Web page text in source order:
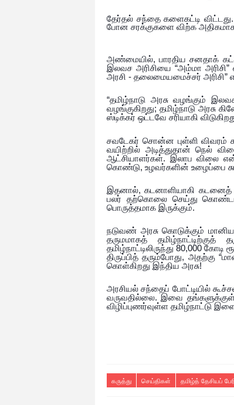
தேர்தல் சந்தை களைகட்டி விட்டது
போன சரக்குகளை விற்க
அண்மையில்,பாரதிய சனதாக்
இலவச அரிசியை“அம்மா அரிசி”
அரசி - தலைமையமைச்சர் அரிசி”
“தமிழ்நாடு அரசு வழங்கும்
வழங்குகிறது;தமிழ்நாடு அரசு
ஸ்டிக்கர் ஒட்டவே சரியாகி
சவடேகர் சொன்ன புள்ளி விவரம்
வயிற்றில் அடித்துதான் நெல்
ஆட்சியாளர்கள்.இலாப விலை
கொண்டு, உழவர்களின் உழைப்பை
இதனால்,கடனாளியாகி கடனைத்
பலர்
தற்கொலை செய்து
பொருத்தமாக இருக்கும்.
நடுவண் அரசு கொடுக்கும்
தருமமாகத்
தமிழ்நாட்டிற்குத்
தமிழ்நாட்டிலிருந்து80,000கோடி
திருப்பித் தரும்போது, அதற்கு“
கொள்கிறது இந்திய அரசு!
அரசியல் சந்தைப் போட்டியில்
வருவதில்லை.இவை
விழிப்புணர்வுள்ள தமிழ்நாட்டு
கருத்து செய்திகள் தமிழ்த் தேசியப்